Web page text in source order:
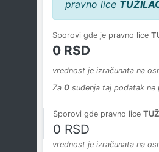
pravno lice
Sporovi gde je pravno lice
0 RSD
vrednost je izračunata na
Za 0 suđenja taj podatak ne
Sporovi gde pravno lice
0 RSD
vrednost je izračunata na